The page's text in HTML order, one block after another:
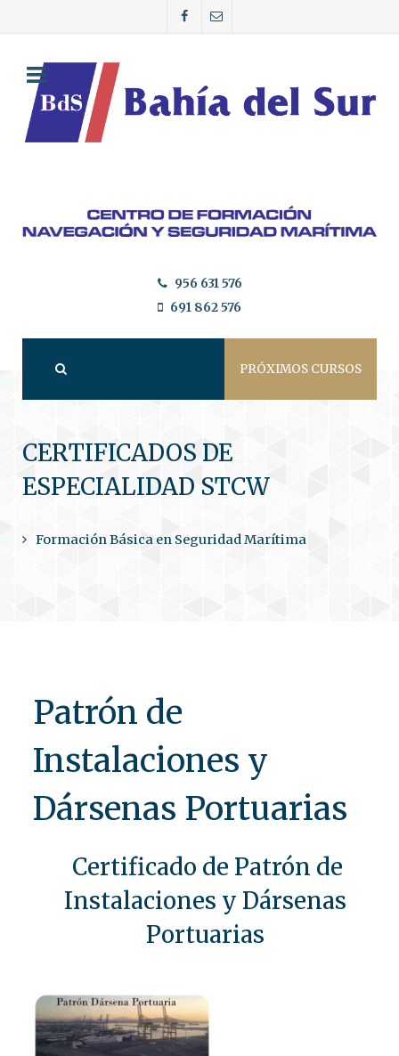
956 631 576
691 862 576
PRÓXIMOS CURSOS
CERTIFICADOS DE
ESPECIALIDAD STCW
Formación Básica en Seguridad Marítima
Patrón de
Instalaciones y
Dársenas Portuarias
Certificado de Patrón de
Instalaciones y Dársenas
Portuarias